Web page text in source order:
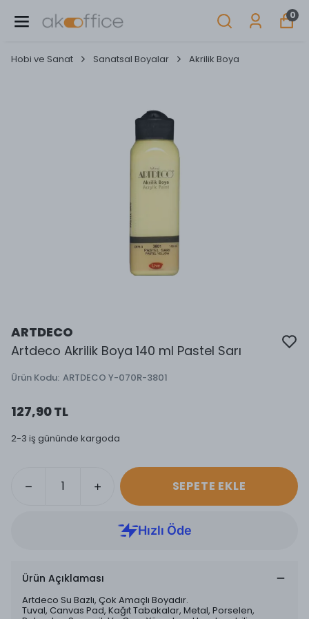
0
Hobi ve Sanat Sanatsal Boyalar Akrilik Boya
ARTDECO
Artdeco Akrilik Boya 140 ml Pastel Sarı
Ürün Kodu: ARTDECO Y-070R-3801
127,90 TL
2-3 iş gününde kargoda
SEPETE EKLE
Ürün Açıklaması
Artdeco Su Bazlı, Çok Amaçlı Boyadır.
Tuval, Canvas Pad, Kağıt Tabakalar, Metal, Porselen,